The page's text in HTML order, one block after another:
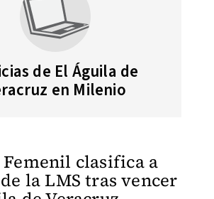
de El Águila de
en Milenio
Femenil clasifica a
la LMS tras vencer